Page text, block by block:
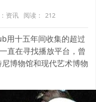
资讯 阅读： 212
用十五年间收集的超过
直在寻找播放平台，曾
博物馆和现代艺术博物